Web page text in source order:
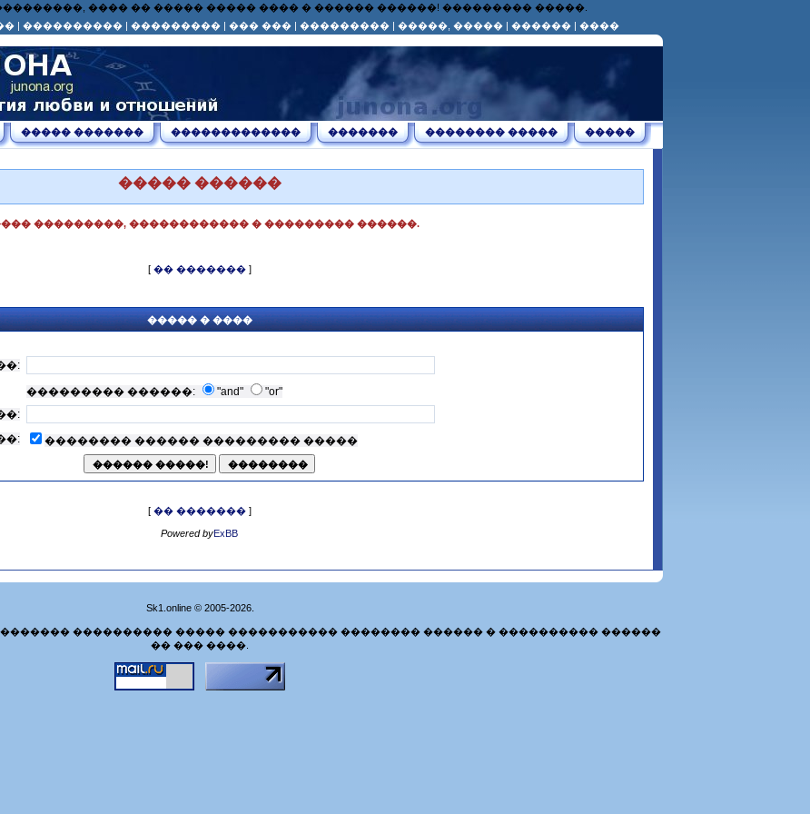
���������, ���� �� ����� ����� ���� � ������ ������! ��������� �����.
| ���������� | ��������� | ��� ��� | ��������� | �����, ����� | ������ | ����
����� ������� ������������� ������� �������� ����� �����
����� ������
���������, ������������ � ��������� ������.
[ �� �������]
����� � ����
��������� ������: "and"
"or"
�������� ������ ��������� �����
[ �� �������]
Powered byExBB
Sk1.online © 2005-2026.
���������� ����� ����������� �������� ������ � ���������� ������
�� ��� ����.